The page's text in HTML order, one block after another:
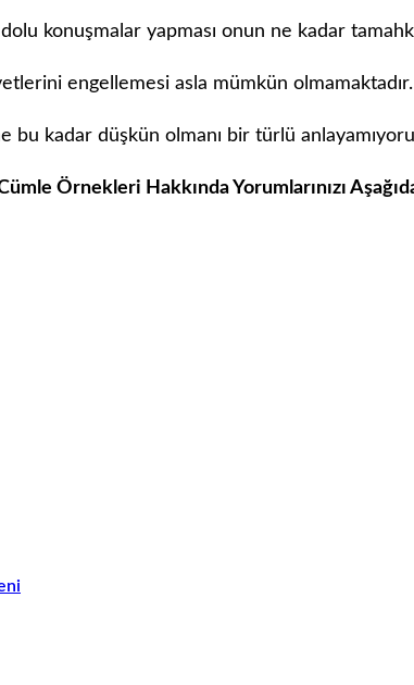
konuşmalar yapması onun ne kadar
engellemesi asla mümkün olmamaktadır.
bu kadar düşkün olmanı bir türlü
Örnekleri Hakkında Yorumlarınızı